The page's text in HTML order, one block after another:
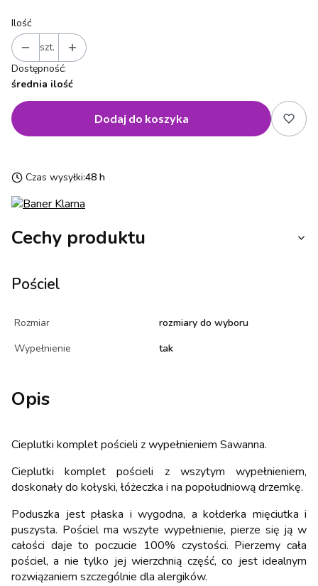
Ilość
szt.
Dostępność:
średnia ilość
Dodaj do koszyka
Czas wysyłki:48 h
Cechy produktu
Pościel
Rozmiar
rozmiary do wyboru
Wypełnienie
tak
Opis
Cieplutki komplet pościeli z wypełnieniem Sawanna.
Cieplutki komplet pościeli z wszytym wypełnieniem,
doskonały do kołyski, łóżeczka i na popołudniową drzemkę.
Poduszka jest płaska i wygodna, a kołderka mięciutka i
puszysta. Pościel ma wszyte wypełnienie, pierze się ją w
całości daje to poczucie 100% czystości. Pierzemy cała
pościel, a nie tylko jej wierzchnią część, co jest idealnym
rozwiązaniem szczególnie dla alergików.